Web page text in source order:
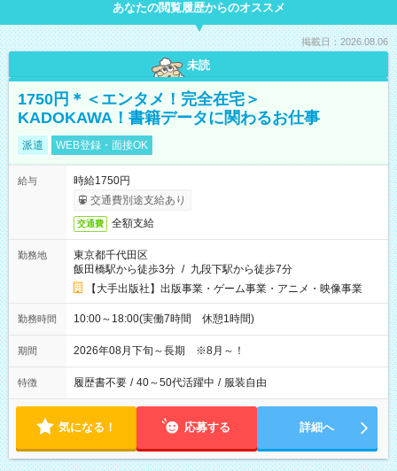
あなたの閲覧履歴からのオススメ
掲載日：2026.08.06
未読
1750円＊＜エンタメ！完全在宅＞
KADOKAWA！書籍データに関わるお仕事
派遣 WEB登録・面接OK
給与
時給1750円
交通費別途支給あり
交通費 全額支給
勤務地
東京都千代田区
飯田橋駅から徒歩3分 / 九段下駅から徒歩7分
【大手出版社】出版事業・ゲーム事業・アニメ・映像事業
勤務時間 10:00～18:00(実働7時間 休憩1時間)
期間 2026年08月下旬～長期 ※8月～！
特徴 履歴書不要 / 40～50代活躍中 / 服装自由
気になる！ 応募する 詳細へ